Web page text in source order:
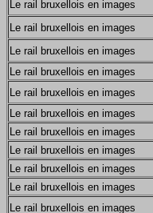
Le rail bruxellois en images
Le rail bruxellois en images
Le rail bruxellois en images
Le rail bruxellois en images
Le rail bruxellois en images
Le rail bruxellois en images
Le rail bruxellois en images
Le rail bruxellois en images
Le rail bruxellois en images
Le rail bruxellois en images
Le rail bruxellois en images